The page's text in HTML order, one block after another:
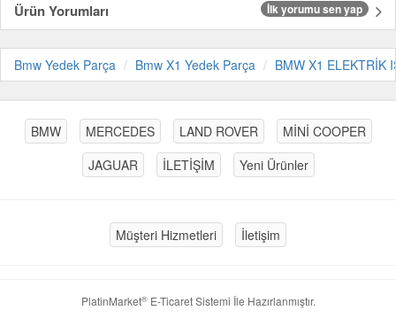
Ürün Yorumları İlk yorumu sen yap
Bmw Yedek Parça Bmw X1 Yedek Parça BMW X1 ELEKTRİK
BMW MERCEDES LAND ROVER
MİNİ COOPER
JAGUAR
İLETİŞİM Yeni Ürünler
Müşteri Hizmetleri İletişim
PlatinMarket®E-Ticaret Sistemi İle Hazırlanmıştır.